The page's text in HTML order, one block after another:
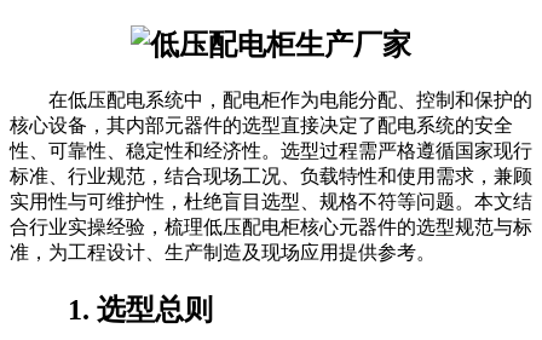
在低压配电系统中，配电柜作为电能分配、控制和保护的
核心设备，其内部元器件的选型直接决定了配电系统的安全
性、可靠性、稳定性和经济性。选型过程需严格遵循国家现行
标准、行业规范，结合现场工况、负载特性和使用需求，兼顾
实用性与可维护性，杜绝盲目选型、规格不符等问题。本文结
合行业实操经验，梳理低压配电柜核心元器件的选型规范与标
准，为工程设计、生产制造及现场应用提供参考。
1. 选型总则